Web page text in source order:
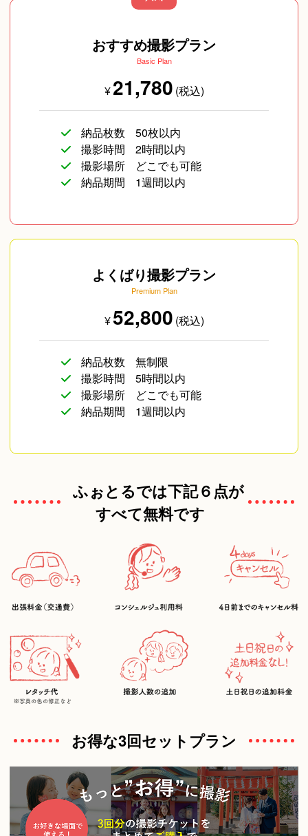
おすすめ撮影プラン
Basic Plan
¥21,780 (税込)
納品枚数
50枚以内
撮影時間
2時間以内
撮影場所
どこでも可能
納品期間
1週間以内
よくばり撮影プラン
Premium Plan
¥52,800 (税込)
納品枚数
無制限
撮影時間
5時間以内
撮影場所
どこでも可能
納品期間
1週間以内
ふぉとるでは下記６点が
すべて無料です
お得な3回セットプラン